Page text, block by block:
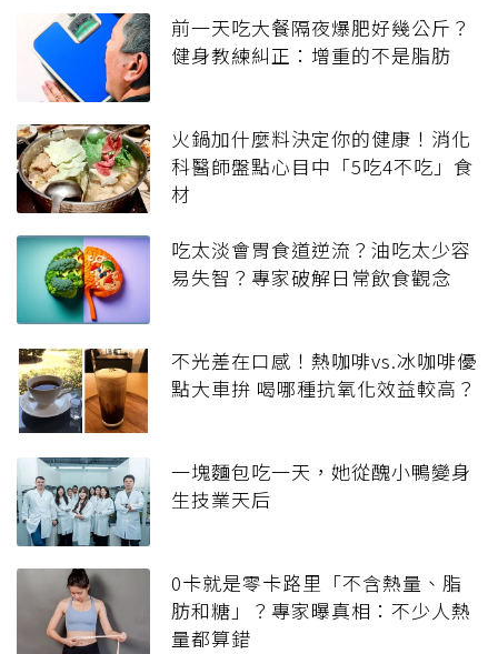
前一天吃大餐隔夜爆肥好幾公斤？
健身教練糾正：增重的不是脂肪
火鍋加什麼料決定你的健康！消化
科醫師盤點心目中「5吃4不吃」食
材
吃太淡會胃食道逆流？油吃太少容
易失智？專家破解日常飲食觀念
不光差在口感！熱咖啡vs.冰咖啡優
點大車拚 喝哪種抗氧化效益較高？
一塊麵包吃一天，她從醜小鴨變身
生技業天后
0卡就是零卡路里「不含熱量、脂
肪和糖」？專家曝真相：不少人熱
量都算錯